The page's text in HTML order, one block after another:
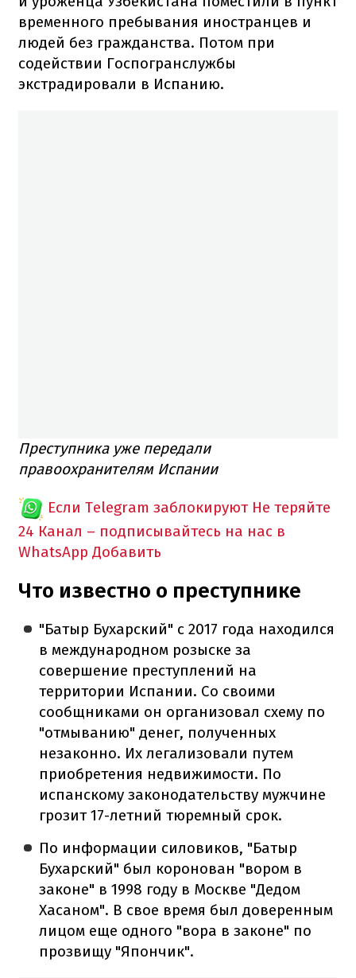
временного пребывания иностранцев и
людей без гражданства. Потом при
содействии Госпогранслужбы
экстрадировали в Испанию.
Преступника уже передали
правоохранителям Испании
Если Telegram заблокируют Не теряйте
24 Канал – подписывайтесь на нас в
WhatsApp Добавить
Что известно о преступнике
"Батыр Бухарский" с 2017 года находился
в международном розыске за
совершение преступлений на
территории Испании. Со своими
сообщниками он организовал схему по
"отмыванию" денег, полученных
незаконно. Их легализовали путем
приобретения недвижимости. По
испанскому законодательству мужчине
грозит 17-летний тюремный срок.
По информации силовиков, "Батыр
Бухарский" был коронован "вором в
законе" в 1998 году в Москве "Дедом
Хасаном". В свое время был доверенным
лицом еще одного "вора в законе" по
прозвищу "Япончик".